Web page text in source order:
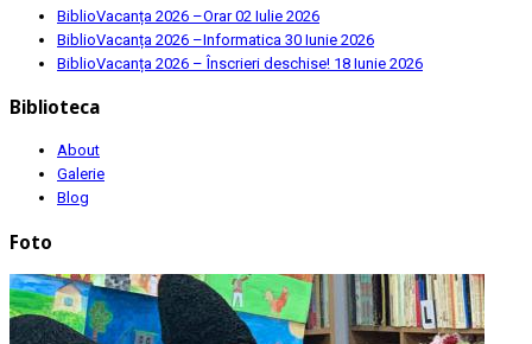
BiblioVacanța 2026 –Orar02 Iulie 2026
BiblioVacanța 2026 –Informatica 30 Iunie 2026
BiblioVacanța 2026 – Înscrieri deschise! 18 Iunie 2026
Biblioteca
About
Galerie
Blog
Foto